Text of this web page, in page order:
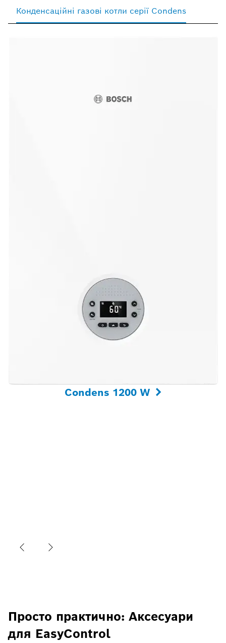
Конденсаційні газові котли серії Condens
Condens 1200 W
Просто практично: Аксесуари
для EasyControl